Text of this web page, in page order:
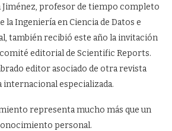
Jiménez, profesor de tiempo completo
la Ingeniería en Ciencia de Datos e
también recibió este año la invitación
editorial de Scientific Reports.
editor asociado de otra revista
especializada.
representa mucho más que un
personal.